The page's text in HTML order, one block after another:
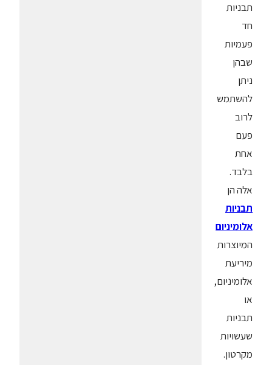
תבניות
חד
פעמיות
שבהן
ניתן
להשתמש
לרוב
פעם
אחת
בלבד.
אלה הן
תבניות
אלומיניום
המיוצרות
מיריעת
אלומיניום,
או
תבניות
שעשויות
מקרטון.